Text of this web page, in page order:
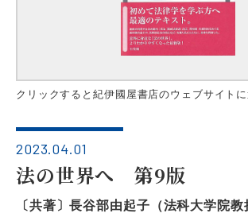
クリックすると紀伊國屋書店のウェブサイト
2023.04.01
法の世界へ 第9版
〔共著〕長谷部由起子（法科大学院教